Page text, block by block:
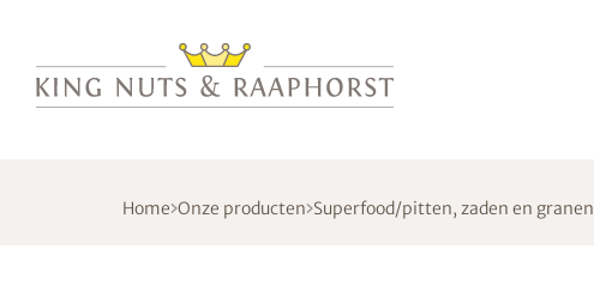
Home Onze producten Superfood/pitten, zaden en granen